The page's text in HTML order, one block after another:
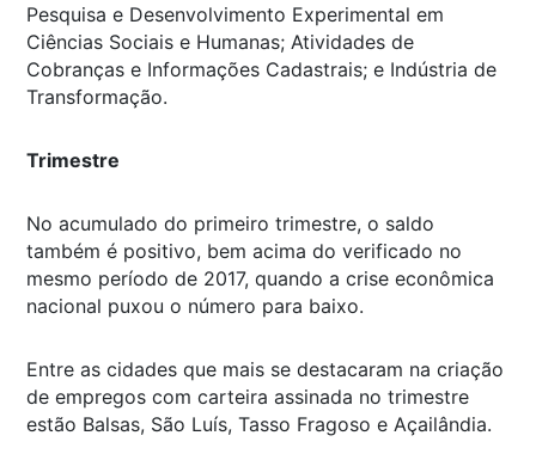
Pesquisa e Desenvolvimento Experimental em
Ciências Sociais e Humanas; Atividades de
Cobranças e Informações Cadastrais; e Indústria de
Transformação.
Trimestre
No acumulado do primeiro trimestre, o saldo
também é positivo, bem acima do verificado no
mesmo período de 2017, quando a crise econômica
nacional puxou o número para baixo.
Entre as cidades que mais se destacaram na criação
de empregos com carteira assinada no trimestre
estão Balsas, São Luís, Tasso Fragoso e Açailândia.